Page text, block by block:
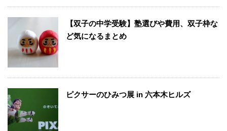
【双子の中学受験】塾選びや費用、双子枠な
ど気になるまとめ
ピクサーのひみつ展 in 六本木ヒルズ